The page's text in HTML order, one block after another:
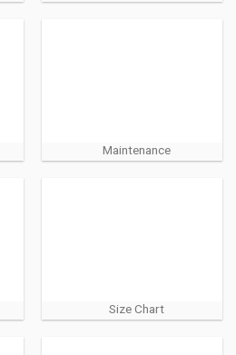
Maintenance
Size Chart